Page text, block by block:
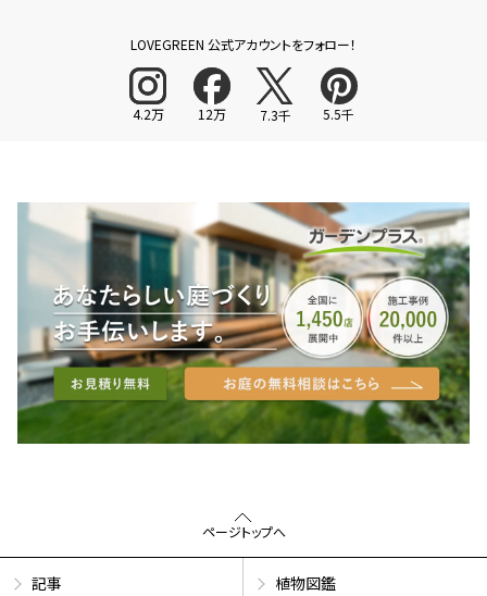
LOVEGREEN 公式アカウントをフォロー！
4.2万 12万 7.3千 5.5千
ページトップへ
記事 植物図鑑